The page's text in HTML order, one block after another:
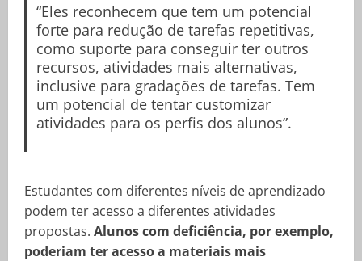
“Eles reconhecem que tem um potencial
forte para redução de tarefas repetitivas,
como suporte para conseguir ter outros
recursos, atividades mais alternativas,
inclusive para gradações de tarefas. Tem
um potencial de tentar customizar
atividades para os perfis dos alunos”.
Estudantes com diferentes níveis de aprendizado
podem ter acesso a diferentes atividades
propostas. Alunos com deficiência, por exemplo,
poderiam ter acesso a materiais mais